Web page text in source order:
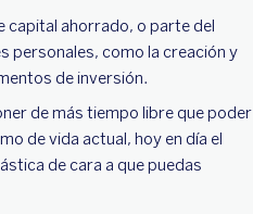
capital ahorrado, o parte del
personales, como la creación y
de inversión.
de más tiempo libre que poder
de vida actual, hoy en día el
de cara a que puedas